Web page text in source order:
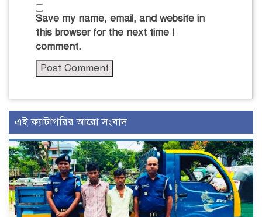
Save my name, email, and website in
this browser for the next time I
comment.
এই ক্যাটাগরির আরো সংবাদ